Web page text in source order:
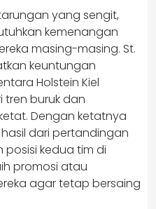
yang sengit,
kemenangan
masing-masing. St.
keuntungan
Holstein Kiel
tren buruk dan
Dengan ketatnya
dari pertandingan
kedua tim di
promosi atau
agar tetap bersaing